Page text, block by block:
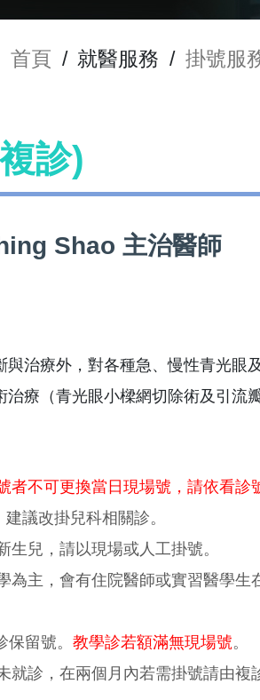
首頁 / 就醫服務 / 掛號服
診)
Shao 主治醫師
與治療外，對各種急、慢性青光
療（青光眼小樑網切除術及引流
者不可更換當日現場號，請依看診
議改掛兒科相關診。
生兒，請以現場或人工掛號。
為主，會有住院醫師或實習醫學
留號。 教學診若額滿無現場號。
就診，在兩個月內若需掛號請由複